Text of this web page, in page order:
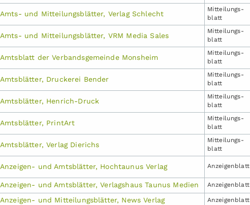
Amts- und Mitteilungsblätter, Verlag Schlecht
Mitteilungs­
blatt
Amts- und Mitteilungsblätter, VRM Media Sales
Mitteilungs­
blatt
Amtsblatt der Verbandsgemeinde Monsheim
Mitteilungs­
blatt
Amtsblätter, Druckerei Bender
Mitteilungs­
blatt
Amtsblätter, Henrich-Druck
Mitteilungs­
blatt
Amtsblätter, PrintArt
Mitteilungs­
blatt
Amtsblätter, Verlag Dierichs
Mitteilungs­
blatt
Anzeigen- und Amtsblätter, Hochtaunus Verlag Anzeigen­blatt
Anzeigen- und Amtsblätter, Verlagshaus Taunus Medien Anzeigen­blatt
Anzeigen- und Mitteilungsblätter, News Verlag Anzeigen­blatt